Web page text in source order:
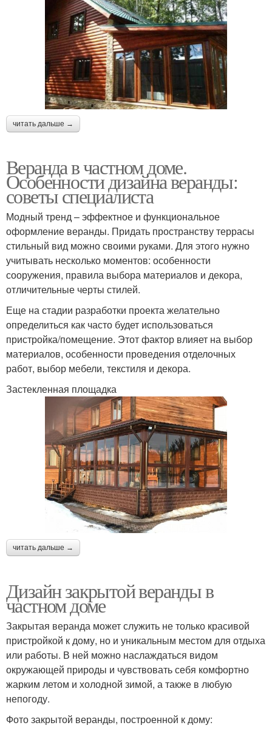
читать дальше →
Веранда в частном доме.
Особенности дизайна веранды:
советы специалиста
Модный тренд – эффектное и функциональное
оформление веранды. Придать пространству террасы
стильный вид можно своими руками. Для этого нужно
учитывать несколько моментов: особенности
сооружения, правила выбора материалов и декора,
отличительные черты стилей.
Еще на стадии разработки проекта желательно
определиться как часто будет использоваться
пристройка/помещение. Этот фактор влияет на выбор
материалов, особенности проведения отделочных
работ, выбор мебели, текстиля и декора.
Застекленная площадка
читать дальше →
Дизайн закрытой веранды в
частном доме
Закрытая веранда может служить не только красивой
пристройкой к дому, но и уникальным местом для отдыха
или работы. В ней можно наслаждаться видом
окружающей природы и чувствовать себя комфортно
жарким летом и холодной зимой, а также в любую
непогоду.
Фото закрытой веранды, построенной к дому: